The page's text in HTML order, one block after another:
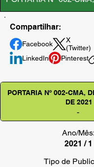
Compartilhar:
Facebook
X
(Twitter)
LinkedIn
Pinterest
PORTARIA Nº 002-CMA,
DE 2021
-
Ano/Mês:
2021 / 1
Tipo de